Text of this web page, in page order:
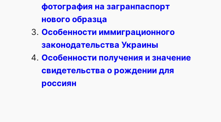
фотография на загранпаспорт
нового образца
Особенности иммиграционного
законодательства Украины
Особенности получения и значение
свидетельства о рождении для
россиян